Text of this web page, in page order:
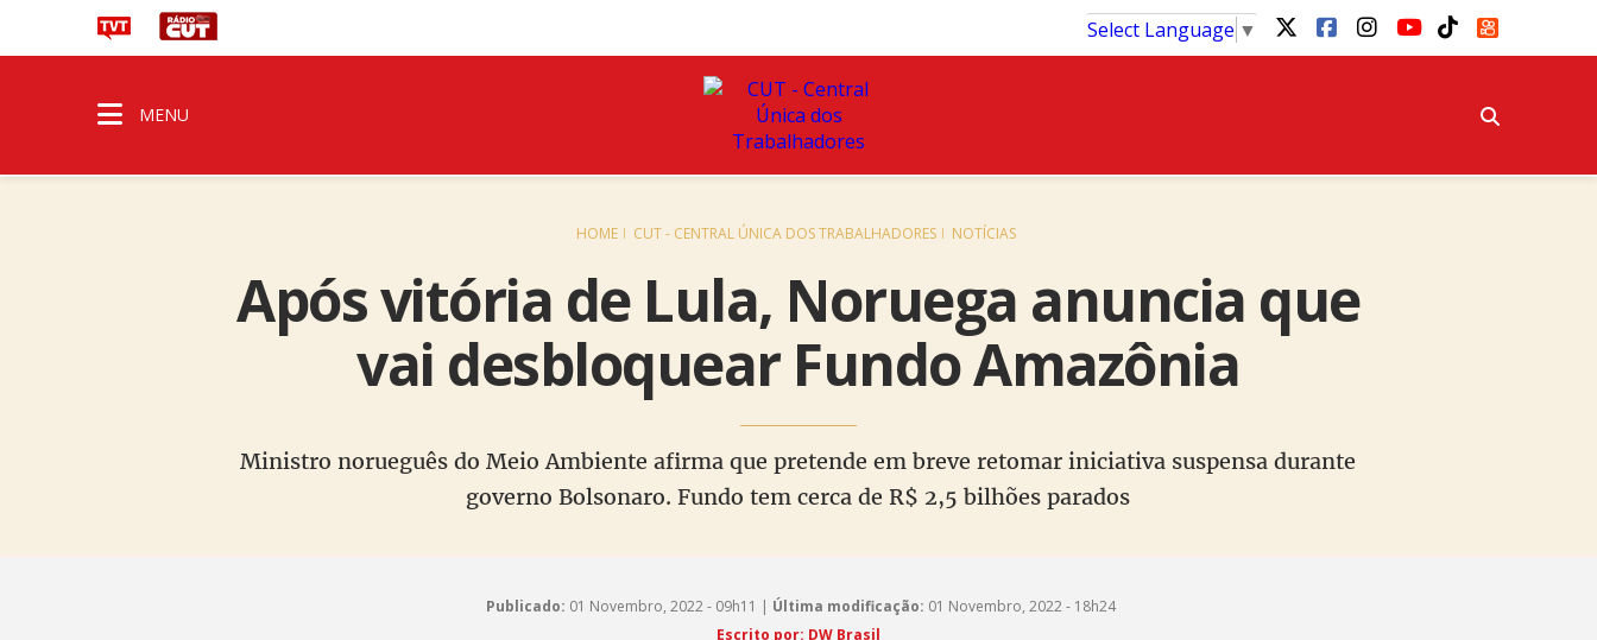
Select Language ▼
MENU
HOME CUT - CENTRAL ÚNICA DOS TRABALHADORES NOTÍCIAS
Após vitória de Lula, Noruega anuncia que
vai desbloquear Fundo Amazônia
Ministro norueguês do Meio Ambiente afirma que pretende em breve retomar iniciativa suspensa durante
governo Bolsonaro. Fundo tem cerca de R$ 2,5 bilhões parados
Publicado: 01 Novembro, 2022 - 09h11 | Última modificação: 01 Novembro, 2022 - 18h24
Escrito por: DW Brasil